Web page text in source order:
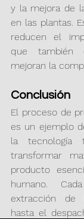
y la mejora de
en las plantas.
reducen el
que también
mejoran la
Conclusión
El proceso de
es un ejemplo
la tecnología
transformar
producto
humano.
extracción de
hasta el